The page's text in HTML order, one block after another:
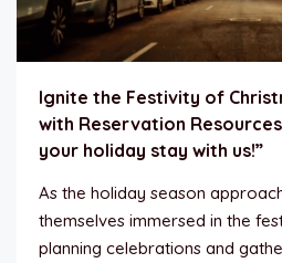
Ignite the Festivity of
with Reservation Resources
your holiday stay with us!”
As the holiday season
themselves immersed in the
planning celebrations and